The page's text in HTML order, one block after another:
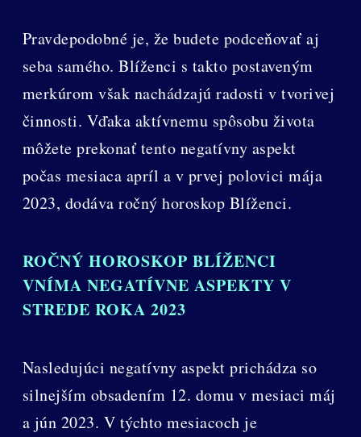
Pravdepodobné je, že budete podceňovať aj
seba samého. Blíženci s takto postaveným
merkúrom však nachádzajú radosti v tvorivej
činnosti. Vďaka aktívnemu spôsobu života
môžete prekonať tento negatívny aspekt
počas mesiaca apríl a v prvej polovici mája
2023, dodáva ročný horoskop Blíženci.
ROČNÝ HOROSKOP BLÍŽENCI
VNÍMA NEGATÍVNE ASPEKTY V
STREDE ROKA 2023
Nasledujúci negatívny aspekt prichádza so
silnejším obsadením 12. domu v mesiaci máj
a jún 2023. V týchto mesiacoch je